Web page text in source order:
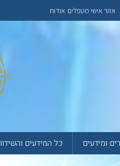
אזור אישי מטפלים אודות
ומידעים כל המידעים